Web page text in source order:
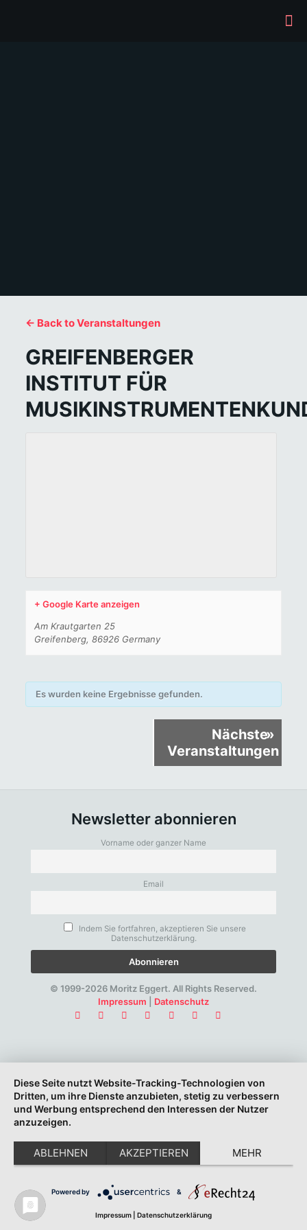
← Back to Veranstaltungen
GREIFENBERGER
INSTITUT FÜR
+ Google Karte anzeigen
Am Krautgarten 25
Greifenberg, 86926 Germany
Es wurden keine Ergebnisse gefunden.
Nächste
Veranstaltungen
»
Newsletter abonnieren
Vorname oder ganzer Name
Email
Indem Sie fortfahren, akzeptieren Sie unsere
Datenschutzerklärung.
© 1999-2026 Moritz Eggert. All Rights Reserved.
Impressum
Datenschutz
Diese Seite nutzt Website-Tracking-Technologien von
Dritten, um ihre Dienste anzubieten, stetig zu verbessern
und Werbung entsprechend den Interessen der Nutzer
anzuzeigen.
ABLEHNEN AKZEPTIEREN MEHR
Powered by &
Impressum Datenschutzerklärung